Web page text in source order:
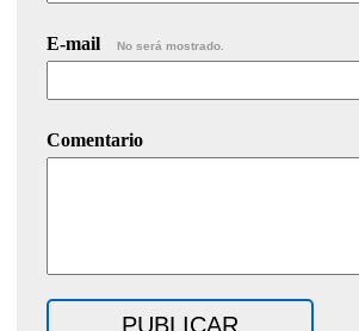
E-mail No será mostrado.
Comentario